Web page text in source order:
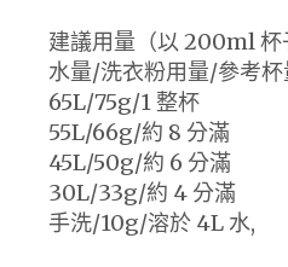
建議用量（以 200ml 杯
水量/洗衣粉用量/參考杯
65L/75g/1 整杯
55L/66g/約 8 分滿
45L/50g/約 6 分滿
30L/33g/約 4 分滿
手洗/10g/溶於 4L 水,